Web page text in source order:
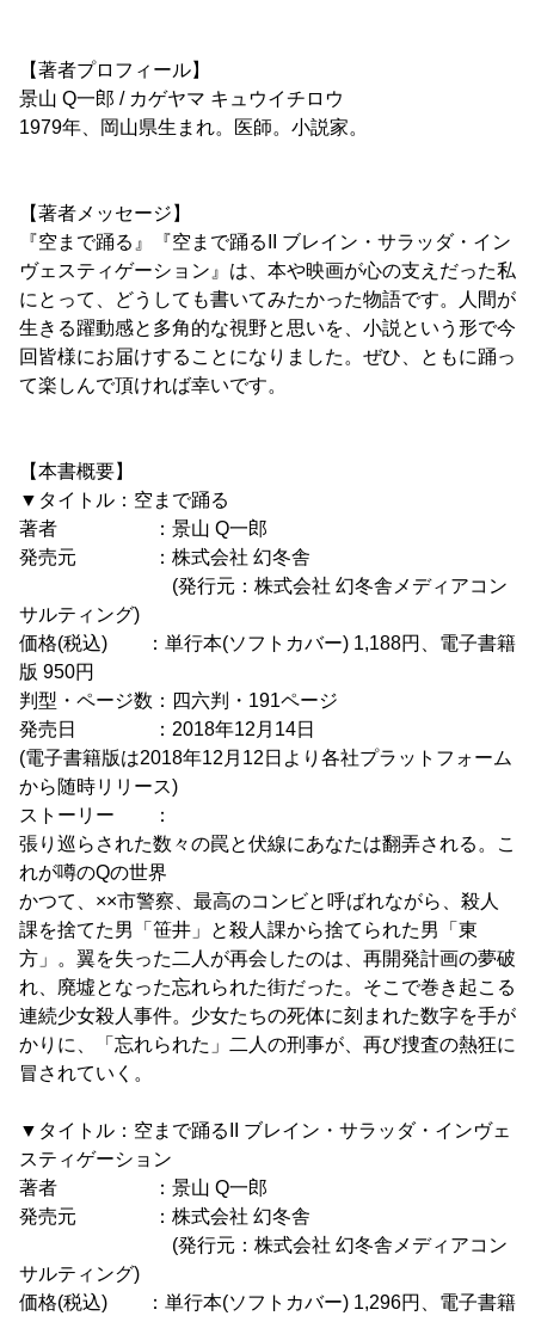
【著者プロフィール】
景山 Q一郎 / カゲヤマ キュウイチロウ
1979年、岡山県生まれ。医師。小説家。
【著者メッセージ】
『空まで踊る』『空まで踊るII ブレイン・サラッダ・イン
ヴェスティゲーション』は、本や映画が心の支えだった私
にとって、どうしても書いてみたかった物語です。人間が
生きる躍動感と多角的な視野と思いを、小説という形で今
回皆様にお届けすることになりました。ぜひ、ともに踊っ
て楽しんで頂ければ幸いです。
【本書概要】
▼タイトル：空まで踊る
著者 ：景山 Q一郎
発売元 ：株式会社 幻冬舎
(発行元：株式会社 幻冬舎メディアコン
サルティング)
価格(税込) ：単行本(ソフトカバー) 1,188円、電子書籍
版 950円
判型・ページ数：四六判・191ページ
発売日 ：2018年12月14日
(電子書籍版は2018年12月12日より各社プラットフォーム
から随時リリース)
ストーリー ：
張り巡らされた数々の罠と伏線にあなたは翻弄される。こ
れが噂のQの世界
かつて、××市警察、最高のコンビと呼ばれながら、殺人
課を捨てた男「笹井」と殺人課から捨てられた男「東
方」。翼を失った二人が再会したのは、再開発計画の夢破
れ、廃墟となった忘れられた街だった。そこで巻き起こる
連続少女殺人事件。少女たちの死体に刻まれた数字を手が
かりに、「忘れられた」二人の刑事が、再び捜査の熱狂に
冒されていく。
▼タイトル：空まで踊るII ブレイン・サラッダ・インヴェ
スティゲーション
著者 ：景山 Q一郎
発売元 ：株式会社 幻冬舎
(発行元：株式会社 幻冬舎メディアコン
サルティング)
価格(税込) ：単行本(ソフトカバー) 1,296円、電子書籍